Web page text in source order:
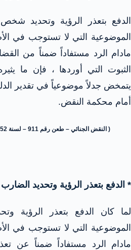
الدفع بتعذر الرؤية وتحديد
الموضوعية التي لا تستوجب في
مادام الرد مستفاداً ضمناً من القضاء
الثبوت التي أوردها ، فإن ما
يتمخض جدلاً موضوعياً في تقدير
أمام محكمة النقض.
( النقض الجنائي – طعن رقم 911 – لسنة 52 ق تاريخ الجلسة 6 / 4 / 1982 )
* الدفع بتعذر الرؤية وتحديد
لما كان الدفع بتعذر الرؤية
الموضوعية التي لا تستوجب في
مادام الرد مستفاداً ضمناً عن